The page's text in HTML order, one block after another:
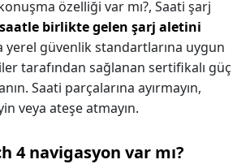
özelliği var mı?, Saati şarj
saatle birlikte gelen şarj aletini
yerel güvenlik standartlarına uygun
tarafından sağlanan sertifikalı güç
Saati parçalarına ayırmayın,
veya ateşe atmayın.
4 navigasyon var mı?